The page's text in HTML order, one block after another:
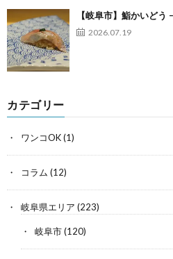
【岐阜市】鮨かいど
2026.07.19
カテゴリー
ワンコOK(1)
コラム (12)
岐阜県エリア (223)
岐阜市(120)